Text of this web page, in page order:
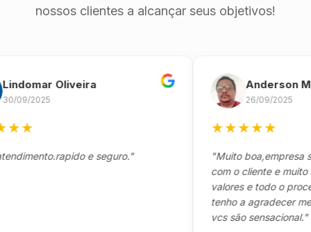
nossos clientes a alcançar seus objetivos!
Oliveira
2025
e seguro."
Anderson
26/09/2025
★★★
"Muito boa,empresa séria
com o cliente e muito
valores e todo o processo
tenho a agradecer
vcs são sensacional."